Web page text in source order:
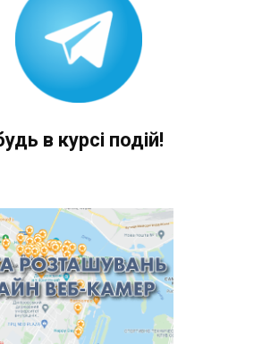
в курсі подій!